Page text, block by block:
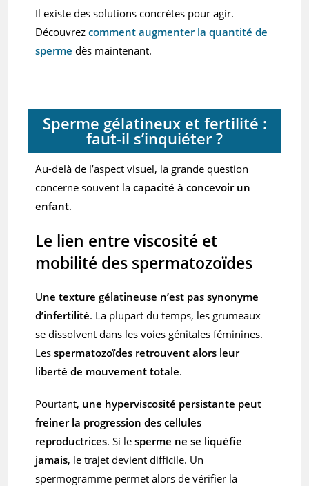
Il existe des solutions concrètes pour agir.
Découvrezcomment augmenter la quantité de
sperme dès maintenant.
Sperme gélatineux et fertilité :
faut-il s’inquiéter ?
Au-delà de l’aspect visuel, la grande question
concerne souvent lacapacité à concevoir un
enfant.
Le lien entre viscosité et
mobilité des spermatozoïdes
Une texture gélatineuse n’est pas synonyme
d’infertilité. La plupart du temps, les grumeaux
se dissolvent dans les voies génitales féminines.
Lesspermatozoïdes retrouvent alors leur
liberté de mouvement totale.
Pourtant, une hyperviscosité persistante peut
freiner la progression des cellules
reproductrices. Si lesperme ne se liquéfie
jamais, le trajet devient difficile. Un
spermogramme permet alors de vérifier la